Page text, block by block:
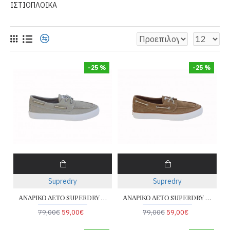
ΙΣΤΙΟΠΛΟΙΚΑ
-25 %
Supredry
ΑΝΔΡΙΚΟ ΔΕΤΟ SUPERDRY & CO SDSS26303SU-WHITE
79,00€ 59,00€
-25 %
Supredry
ΑΝΔΡΙΚΟ ΔΕΤΟ SUPERDRY & CO SDSS26303SU-KELP
79,00€ 59,00€